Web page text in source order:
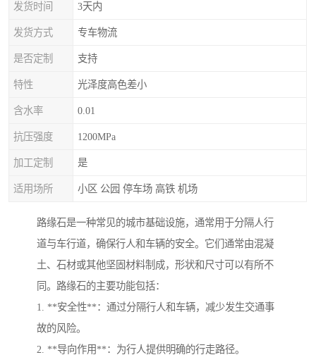
发货时间 3天内
发货方式 专车物流
是否定制 支持
特性 光泽度高色差小
含水率 0.01
抗压强度 1200MPa
加工定制 是
适用场所 小区 公园 停车场 高铁 机场
路缘石是一种常见的城市基础设施，通常用于分隔人行
道与车行道，确保行人和车辆的安全。它们通常由混凝
土、石材或其他坚固材料制成，形状和尺寸可以有所不
同。路缘石的主要功能包括：
1. **安全性**：通过分隔行人和车辆，减少发生交通事
故的风险。
2. **导向作用**：为行人提供明确的行走路径。